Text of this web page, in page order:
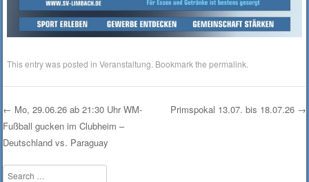
This entry was posted inVeranstaltung . Bookmark thepermalink
Post navigation
← Mo, 29.06.26 ab 21:30 Uhr WM-
Fußball gucken im Clubheim –
Deutschland vs. Paraguay
Primspokal 13.07. bis 18.07.26 →
Search